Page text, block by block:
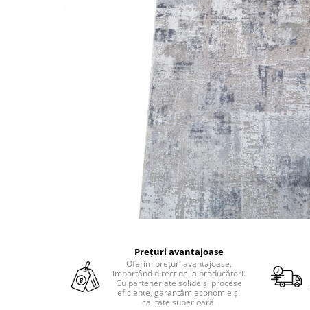
Prețuri avantajoase
Oferim prețuri avantajoase,
importând direct de la producători.
Cu parteneriate solide și procese
eficiente, garantăm economie și
calitate superioară.